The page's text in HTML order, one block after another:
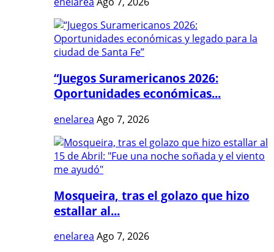
“Juegos Suramericanos 2026:
Oportunidades económicas...
enelarea Ago 7, 2026
Mosqueira, tras el golazo que hizo
estallar al...
enelarea Ago 7, 2026